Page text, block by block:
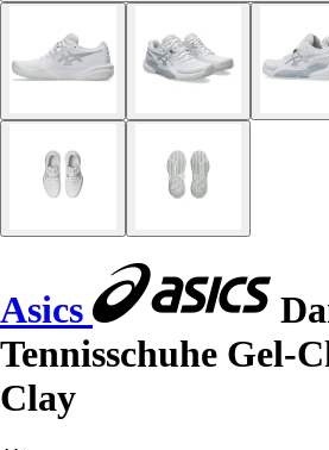
Asics
Tennisschuhe Gel-
Clay